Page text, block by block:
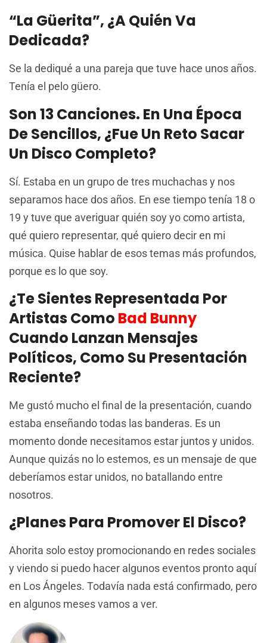
“La Güerita”, ¿a Quién Va
Dedicada?
Se la dediqué a una pareja que tuve hace unos años.
Tenía el pelo güero.
Son 13 Canciones. En Una Época
De Sencillos, ¿fue Un Reto Sacar
Un Disco Completo?
Sí. Estaba en un grupo de tres muchachas y nos
separamos hace dos años. En ese tiempo tenía 18 o
19 y tuve que averiguar quién soy yo como artista,
qué quiero representar, qué quiero decir en mi
música. Quise hablar de esos temas más profundos,
porque es lo que soy.
¿Te Sientes Representada Por
Artistas Como Bad Bunny
Cuando Lanzan Mensajes
Políticos, Como Su Presentación
Reciente?
Me gustó mucho el final de la presentación, cuando
estaba enseñando todas las banderas. Es un
momento donde necesitamos estar juntos y unidos.
Aunque quizás no lo estemos, es un mensaje de que
deberíamos estar unidos, no batallando entre
nosotros.
¿Planes Para Promover El Disco?
Ahorita solo estoy promocionando en redes sociales
y viendo si puedo hacer algunos eventos pronto aquí
en Los Ángeles. Todavía nada está confirmado, pero
en algunos meses vamos a ver.